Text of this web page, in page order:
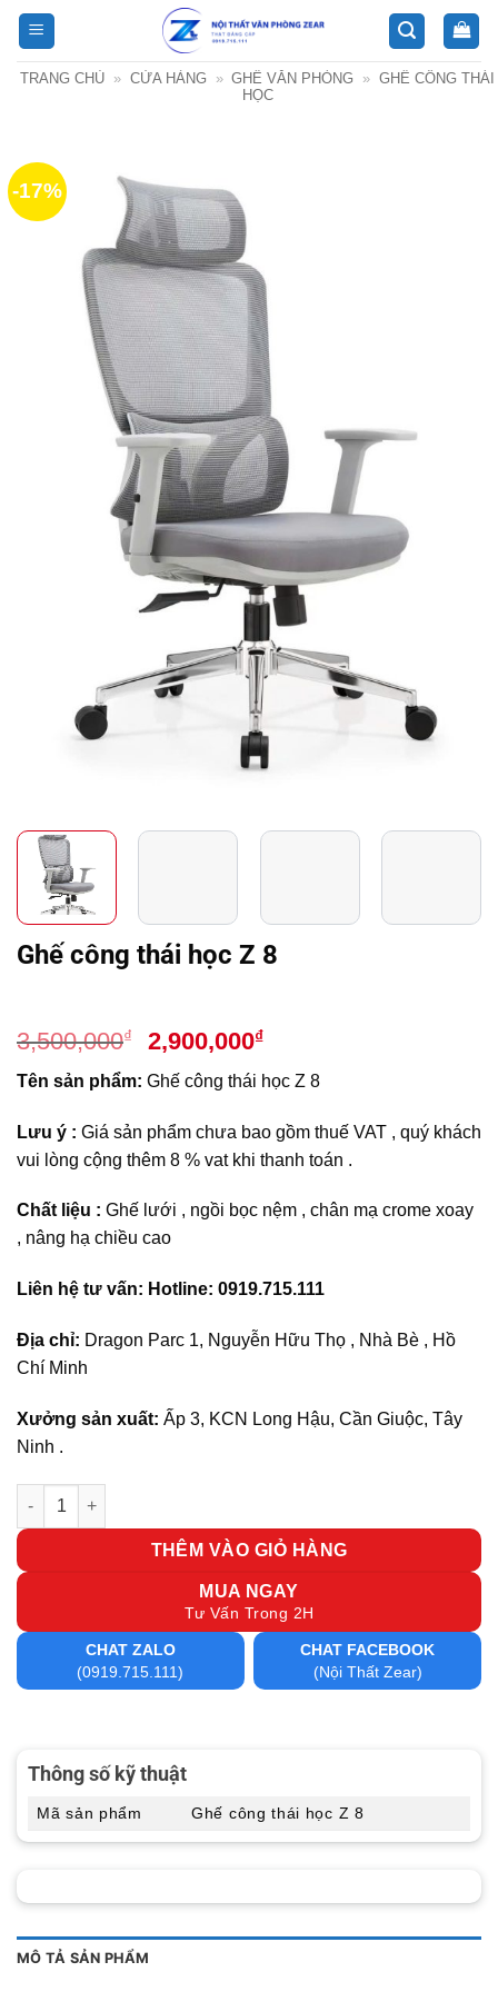
Bỏ
qua
nội
TRANG CHỦ » CỬA HÀNG » GHẾ VĂN PHÒNG » GHẾ CÔNG THÁI
HỌC
-17%
Ghế công thái học Z 8
3,500,000₫
Giá
gốc
là:
3,500,000₫.
2,900,000₫Giá
tại
là:
2,900,000₫.
Tên sản phẩm: Ghế công thái học Z 8
Lưu ý : Giá sản phẩm chưa bao gồm thuế VAT , quý khách
vui lòng cộng thêm 8 % vat khi thanh toán .
Chất liệu : Ghế lưới , ngồi bọc nệm , chân mạ crome xoay
, nâng hạ chiều cao
Liên hệ tư vấn: Hotline: 0919.715.111
Địa chỉ: Dragon Parc 1, Nguyễn Hữu Thọ , Nhà Bè , Hồ
Chí Minh
Xưởng sản xuất: Ấp 3, KCN Long Hậu, Cần Giuộc, Tây
Ninh .
Ghế công thái học Z 8 số lượng
THÊM VÀO GIỎ HÀNG
MUA NGAY
Tư Vấn Trong 2H
CHAT ZALO
(0919.715.111)
CHAT FACEBOOK
(Nội Thất Zear)
MÔ TẢ SẢN PHẨM
Thông số kỹ thuật
Mã sản phẩm Ghế công thái học Z 8